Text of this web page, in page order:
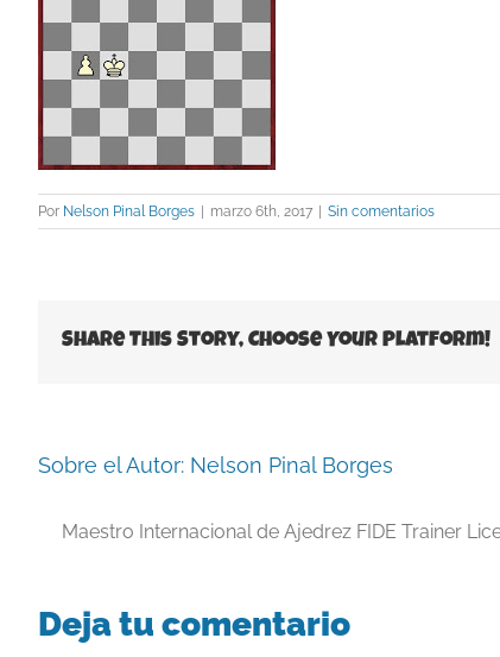
Por Nelson Pinal Borges | marzo 6th, 2017 | Sin comentarios
Share This Story, Choose Your Platform!
Sobre el Autor: Nelson Pinal Borges
Maestro Internacional de Ajedrez FIDE Trainer
Deja tu comentario